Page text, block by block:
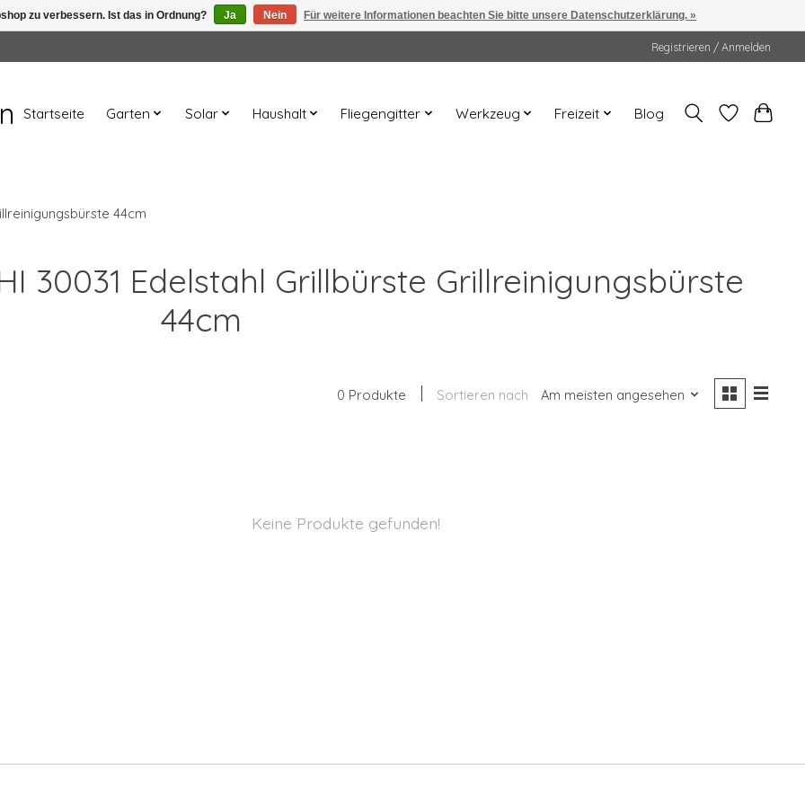
Registrieren / Anmelden
Startseite Garten Solar Haushalt Fliegengitter Werkzeug Freizeit Blog
44cm
30031 Edelstahl Grillbürste Grillreinigungsbürste
44cm
0 Produkte Sortieren nach Am meisten angesehen
Keine Produkte gefunden!
zu verbessern. Ist das in Ordnung? Ja Nein Für weitere Informationen beachten Sie bitte unsere Datenschutzerklärung. »